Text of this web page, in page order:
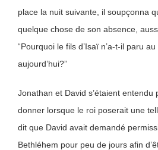
place la nuit suivante, il soupçonna
quelque chose de son absence,
“Pourquoi le fils d’Isaï n’a-t-il paru
aujourd’hui?”
Jonathan et David s’étaient entendu
donner lorsque le roi poserait une
dit que David avait demandé
Bethléhem pour peu de jours afin